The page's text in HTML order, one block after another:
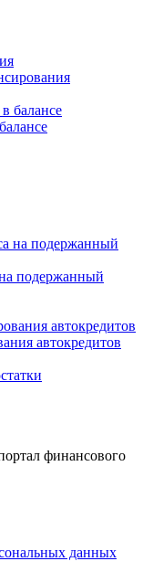
на подержанный
автокредитов
финансового
данных